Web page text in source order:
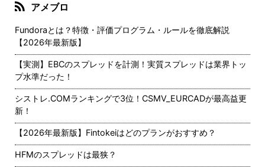
アメブロ
Fundoraとは？特徴・評価プログラム・ルールを徹底解説
【2026年最新版】
【実測】EBCのスプレッドを計測！実質スプレッドは業界トッ
プ水準だった！
シストレ.COMランキングで3位！CSMV_EURCADが最高益更
新！
【2026年最新版】Fintokeiはどのプランがおすすめ？
HFMのスプレッドは最狭？